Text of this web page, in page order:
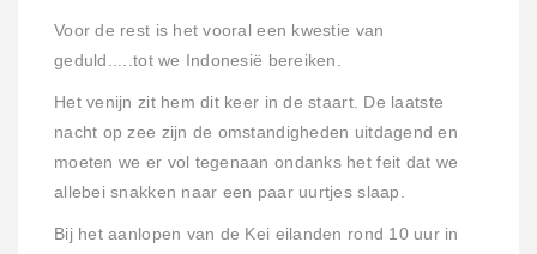
Voor de rest is het vooral een kwestie van
geduld.....tot we Indonesië bereiken.
Het venijn zit hem dit keer in de staart. De laatste
nacht op zee zijn de omstandigheden uitdagend en
moeten we er vol tegenaan ondanks het feit dat we
allebei snakken naar een paar uurtjes slaap.
Bij het aanlopen van de Kei eilanden rond 10 uur in